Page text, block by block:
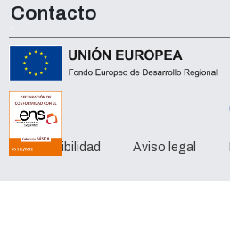
Contacto
Accesibilidad Aviso legal